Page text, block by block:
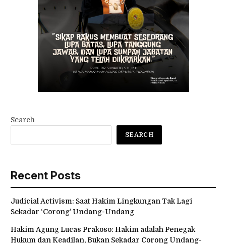
Search
SEARCH
Recent Posts
Judicial Activism: Saat Hakim Lingkungan Tak Lagi
Sekadar ‘Corong’ Undang-Undang
Hakim Agung Lucas Prakoso: Hakim adalah Penegak
Hukum dan Keadilan, Bukan Sekadar Corong Undang-